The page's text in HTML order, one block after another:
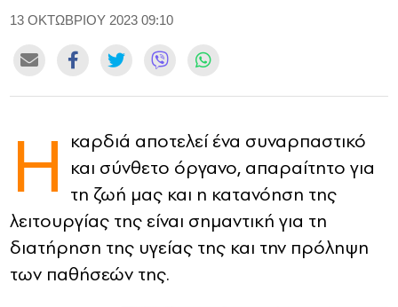
MEDIALAND
DRIVE
DIA Y NOCHE
CONTACT
ADVERTISE
13 ΟΚΤΩΒΡΙΟΥ 2023 09:10
Η καρδιά αποτελεί ένα συναρπαστικό
και σύνθετο όργανο, απαραίτητο για
τη ζωή μας και η κατανόηση της
λειτουργίας της είναι σημαντική για τη
διατήρηση της υγείας της και την πρόληψη
των παθήσεών της.